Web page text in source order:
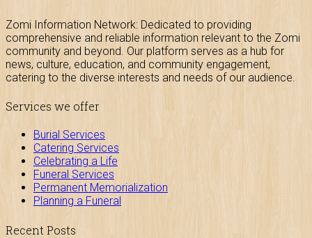
Zomi Information Network: Dedicated to providing
comprehensive and reliable information relevant to the Zomi
community and beyond. Our platform serves as a hub for
news, culture, education, and community engagement,
catering to the diverse interests and needs of our audience.
Services we offer
Burial Services
Catering Services
Celebrating a Life
Funeral Services
Permanent Memorialization
Planning a Funeral
Recent Posts